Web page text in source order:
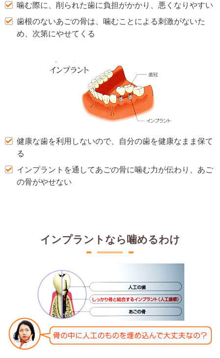
噛む際に、削られた歯に負担がかかり、悪くなりやすい
歯根のないあごの骨は、噛むことによる刺激がないた
め、次第にやせてくる
健康な歯を利用しないので、自分の歯を健康なまま保て
る
インプラントを通してあごの骨に噛む力が伝わり、あご
の骨がやせない
インプラントなら噛めるわけ